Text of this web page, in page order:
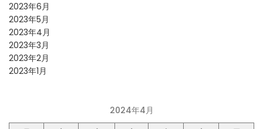
2023年6月
2023年5月
2023年4月
2023年3月
2023年2月
2023年1月
2024年4月